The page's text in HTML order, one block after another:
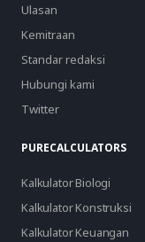
Ulasan
Kemitraan
Standar redaksi
Hubungi kami
Twitter
PURECALCULATORS
Kalkulator Biologi
Kalkulator Konstruksi
Kalkulator Keuangan